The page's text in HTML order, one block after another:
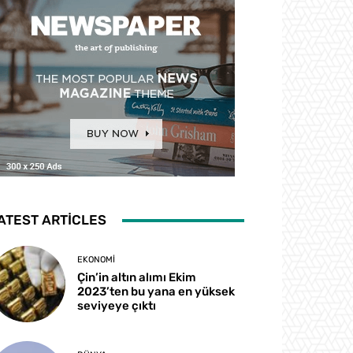
ARTICLES
EKONOMI
Çin’in altın alımı Ekim
2023’ten bu yana en yüksek
seviyeye çıktı